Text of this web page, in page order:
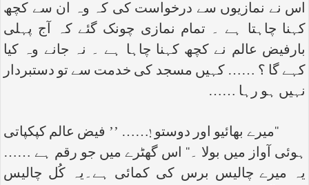
اس نے نمازیوں سے درخواست کی کہ وہ ان سے کچھ
کہنا چاہتا ہے ۔ تمام نمازی چونک گئے کہ آج پہلی
بارفیض عالم نے کچھ کہنا چاہا ہے ۔ نہ جانے وہ کیا
کہے گا ؟ …… کہیں مسجد کی خدمت سے تو دستبردار
نہیں ہو رہا ……
‘‘میرے بھائیو اور دوستو !…… ’’ فیض عالم کپکپاتی
ہوئی آواز میں بولا ۔‘‘ اس گھٹرے میں جو رقم ہے ……
یہ میرے چالیس برس کی کمائی ہے۔یہ کُل چالیس